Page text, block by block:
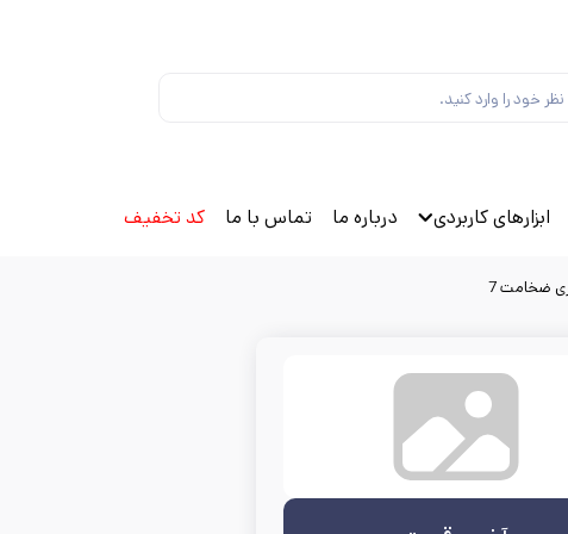
ابزارهای کاربردی درباره ما تماس با ما کد تخفیف